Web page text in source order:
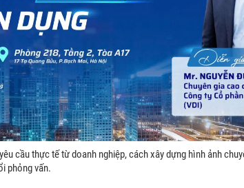
cầu thực tế từ doanh nghiệp, cách xây dựng hình ảnh
phỏng vấn.